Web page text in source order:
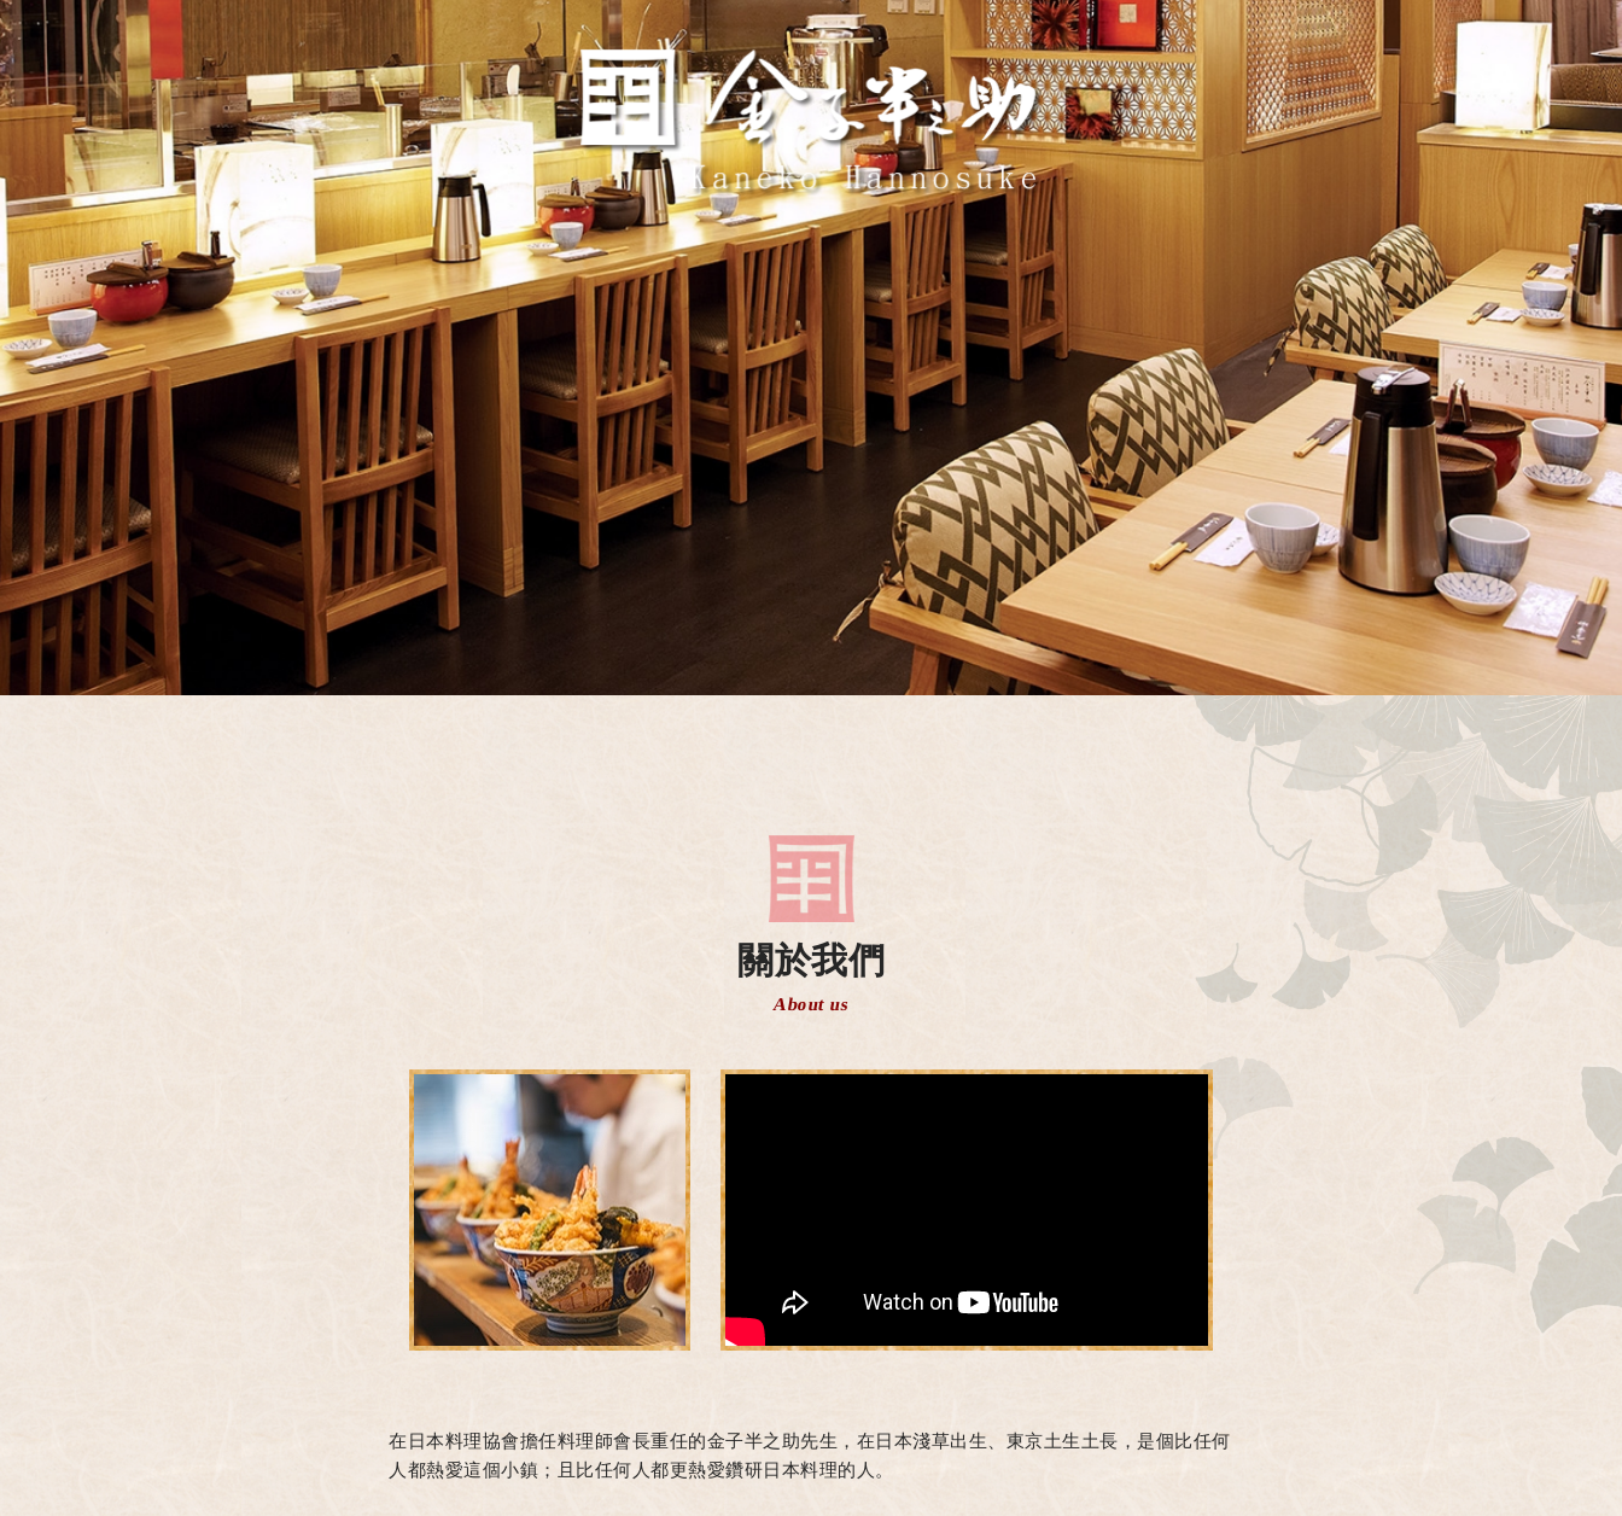
關於我們
About us
在日本料理協會擔任料理師會長重任的金子半之助先生，在日本淺草出生、東京土生土長，是個比任何
人都熱愛這個小鎮；且比任何人都更熱愛鑽研日本料理的人。